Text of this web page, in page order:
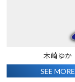
木崎ゆか
SEE MORE